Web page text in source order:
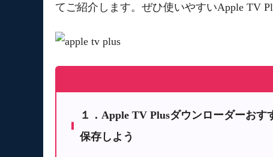
てご紹介します。ぜひ使いやすいApple TV
１．Apple TV Plusダウンローダーお
保存しよう